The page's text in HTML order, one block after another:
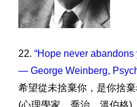
22. “Hope never
— George Weinberg,
希望從未捨棄你，是你捨棄
(心理學家，喬治．溫伯格)